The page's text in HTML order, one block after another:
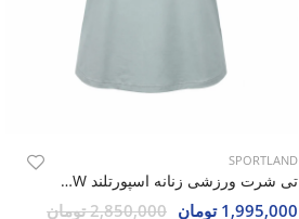
SPORTLAND
تی شرت ورزشی زنانه اسپورتلند SHIFT Play W
1,995,000 تومان 2,850,000 تومان